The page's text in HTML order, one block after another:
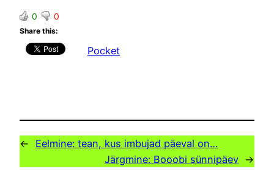
0 0
Share this:
Pocket
← Eelmine: tean, kus imbujad päeval on…
Järgmine: Booobi sünnipäev →